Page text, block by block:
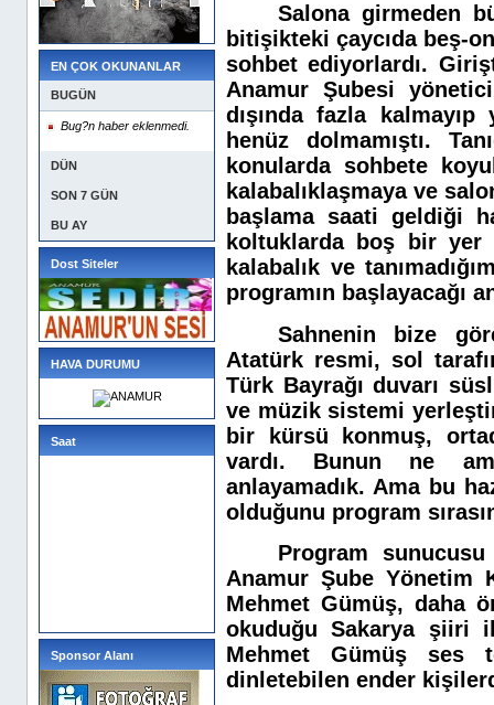
EN ÇOK OKUNANLAR
BUGÜN
Bug?n haber eklenmedi.
DÜN
SON 7 GÜN
BU AY
Dost Siteler
HAVA DURUMU
Saat
Sponsor Alanı
Salona girmeden
bitişikteki çaycıda beş-
sohbet ediyorlardı.
Anamur Şubesi
dışında fazla kalmayıp
henüz dolmamıştı.
konularda sohbete
kalabalıklaşmaya ve
başlama saati geldiği
koltuklarda boş bir yer
kalabalık ve
programın başlayacağı
Sahnenin bize
Atatürk resmi, sol
Türk Bayrağı duvarı
ve müzik sistemi
bir kürsü konmuş,
vardı. Bunun ne
anlayamadık. Ama bu
olduğunu program
Program
Anamur Şube Yönetim
Mehmet Gümüş, daha
okuduğu Sakarya şiiri
Mehmet Gümüş ses
dinletebilen ender